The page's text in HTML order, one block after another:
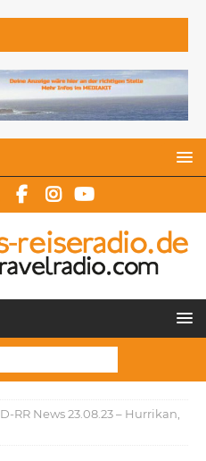
D-RR News 23.08.23 – Hurrikan,